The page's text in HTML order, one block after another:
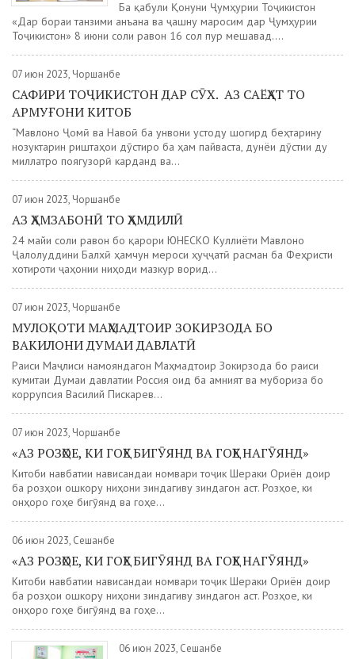
Ба қабули Қонуни Ҷумҳурии Тоҷикистон
«Дар бораи танзими анъана ва ҷашну маросим дар Ҷумҳурии
Тоҷикистон» 8 июни соли равон 16 сол пур мешавад....
07 июн 2023, Чоршанбе
САФИРИ ТОҶИКИСТОН ДАР СӮХ. АЗ САЁҲАТ ТО
АРМУҒОНИ КИТОБ
“Мавлоно Ҷомӣ ва Навоӣ ба унвони устоду шогирд беҳтарину
нозуктарин риштаҳои дӯстиро ба ҳам пайваста, дунёи дӯстии ду
миллатро поягузорӣ карданд ва...
07 июн 2023, Чоршанбе
АЗ ҲАМЗАБОНӢ ТО ҲАМДИЛӢ
24 майи соли равон бо қарори ЮНЕСКО Куллиёти Мавлоно
Ҷалолуддини Балхӣ ҳамчун мероси ҳуҷҷатӣ расман ба Феҳристи
хотироти ҷаҳонии ниҳоди мазкур ворид...
07 июн 2023, Чоршанбе
МУЛОҚОТИ МАҲМАДТОИР ЗОКИРЗОДА БО
ВАКИЛОНИ ДУМАИ ДАВЛАТӢ
Раиси Маҷлиси намояндагон Маҳмадтоир Зокирзода бо раиси
кумитаи Думаи давлатии Россия оид ба амният ва мубориза бо
коррупсия Василий Пискарев...
07 июн 2023, Чоршанбе
«АЗ РОЗҲОЕ, КИ ГОҲЕ БИГӮЯНД ВА ГОҲЕ НАГӮЯНД»
Китоби навбатии нависандаи номвари тоҷик Шераки Ориён доир
ба розҳои ошкору ниҳони зиндагиву зиндагон аст. Розҳое, ки
онҳоро гоҳе бигӯянд ва гоҳе...
06 июн 2023, Сешанбе
«АЗ РОЗҲОЕ, КИ ГОҲЕ БИГӮЯНД ВА ГОҲЕ НАГӮЯНД»
Китоби навбатии нависандаи номвари тоҷик Шераки Ориён доир
ба розҳои ошкору ниҳони зиндагиву зиндагон аст. Розҳое, ки
онҳоро гоҳе бигӯянд ва гоҳе...
06 июн 2023, Сешанбе